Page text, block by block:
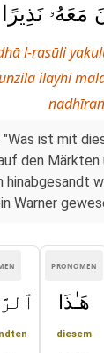
مَعَهُۥ نَذِيرًا
l-rasūli
ilayhi
nadhīran
"Was ist mit
den
hinabgesandt
Warner
PRONOMEN
هَـٰذَا
diesem